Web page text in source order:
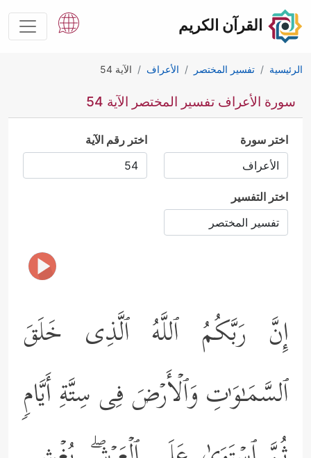
القرآن الكريم
الرئيسية تفسير المختصر الأعراف الآية 54
سورة الأعراف تفسير المختصر الآية 54
اختر سورة اختر رقم الآية
اختر التفسير
إِنَّ رَبَّكُمُ ٱللَّهُ ٱلَّذِی خَلَقَ
ٱلسَّمَـٰوَ ٰ⁠تِ وَٱلۡأَرۡضَ فِی سِتَّةِ أَیَّامࣲ